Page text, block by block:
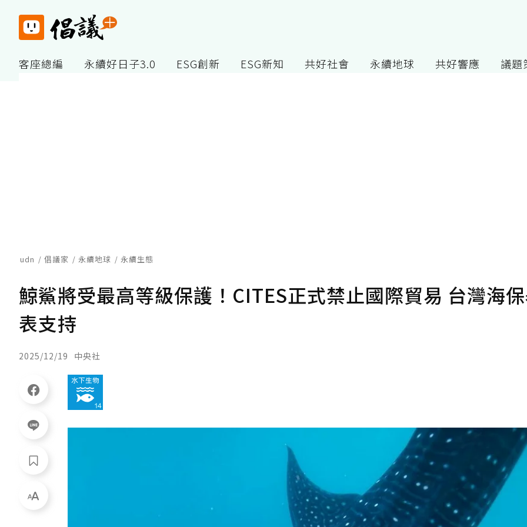
客座總編 永續好日子3.0 ESG創新 ESG新知 共好社會 永續地球 共好響應 議題
udn 倡議家 永續地球 永續生態
鯨鯊將受最高等級保護！CITES正式禁止國際貿易 台灣海
表支持
2025/12/19 中央社